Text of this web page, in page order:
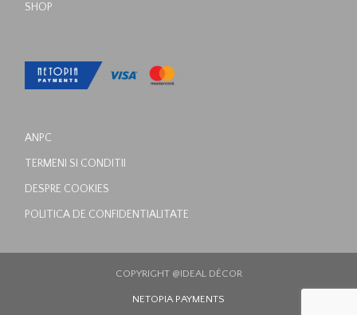
SHOP
ANPC
TERMENI SI CONDITII
DESPRE COOKIES
POLITICA DE CONFIDENTIALITATE
COPYRIGHT @IDEAL DÉCOR
NETOPIA PAYMENTS